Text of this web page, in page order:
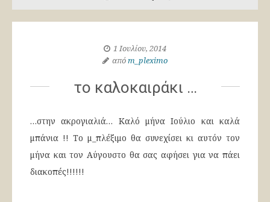
1 Ιουλίου, 2014
απόm_pleximo
το καλοκαιράκι …
…στην ακρογιαλιά… Καλό μήνα Ιούλιο και καλά
μπάνια !! Το μ_πλέξιμο θα συνεχίσει κι αυτόν τον
μήνα και τον Αύγουστο θα σας αφήσει για να πάει
διακοπές!!!!!!